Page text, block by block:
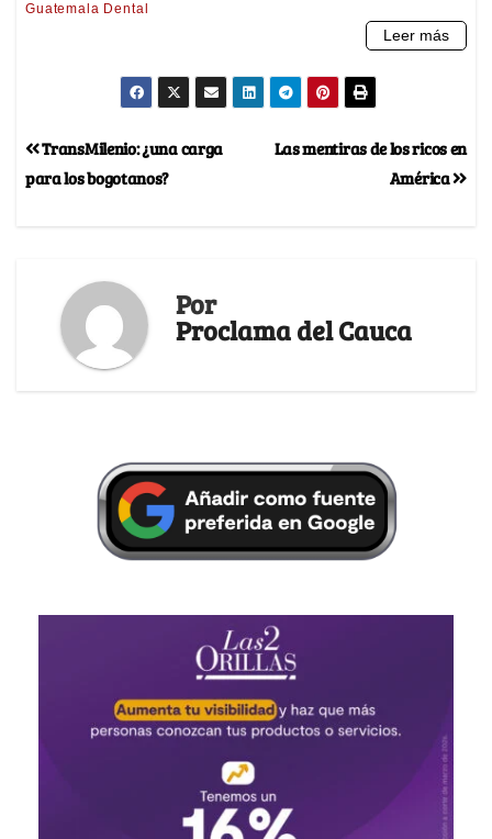
Las mentiras de los ricos en
América
TransMilenio: ¿una carga
para los bogotanos?
Por
Proclama del Cauca